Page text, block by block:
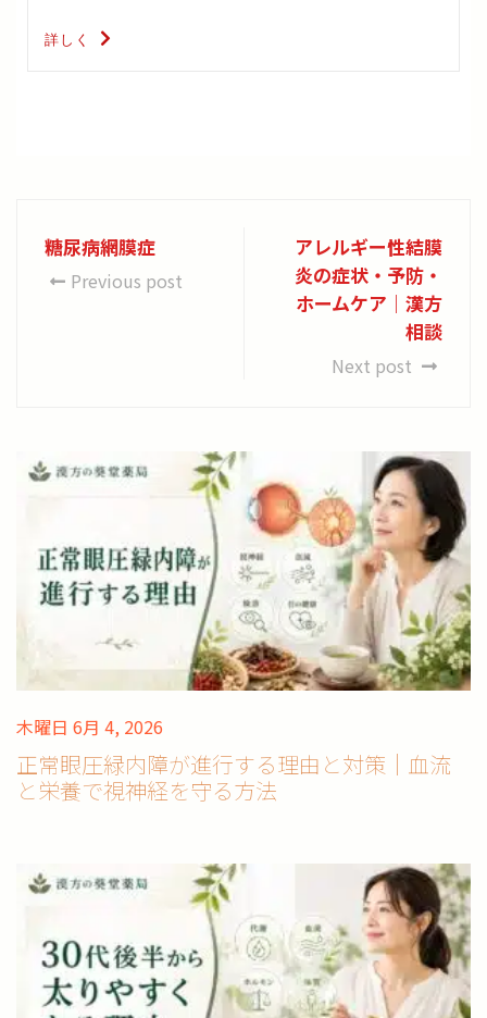
詳しく
糖尿病網膜症
Previous post
アレルギー性結膜
炎の症状・予防・
ホームケア｜漢方
相談
Next post
木曜日 6月 4, 2026
正常眼圧緑内障が進行する理由と対策｜血流
と栄養で視神経を守る方法